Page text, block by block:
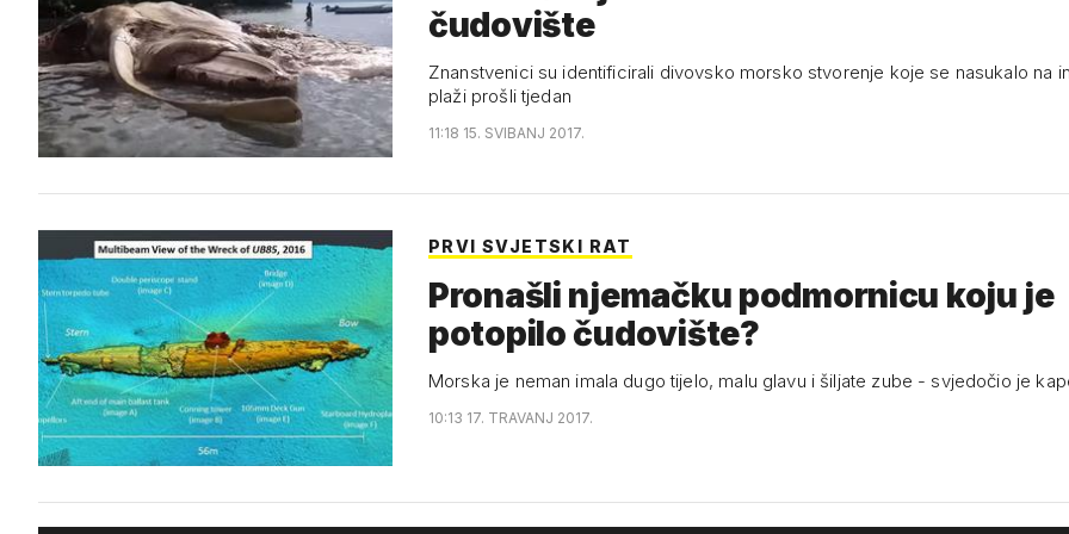
čudovište
Znanstvenici su identificirali divovsko morsko stvorenje koje se nasukalo na
plaži prošli tjedan
11:18 15. SVIBANJ 2017.
PRVI SVJETSKI RAT
Pronašli njemačku podmornicu koju je
potopilo čudovište?
Morska je neman imala dugo tijelo, malu glavu i šiljate zube - svjedočio je
10:13 17. TRAVANJ 2017.